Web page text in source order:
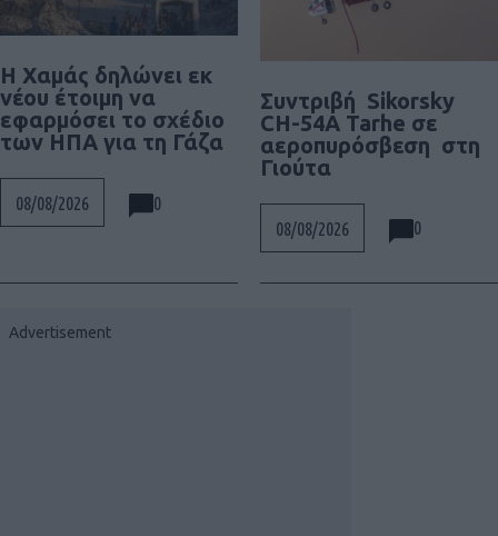
Η Χαμάς δηλώνει εκ
νέου έτοιμη να
εφαρμόσει το σχέδιο
των ΗΠΑ για τη Γάζα
08/08/2026 0
Συντριβή Sikorsky
CH-54A Tarhe σε
αεροπυρόσβεση στη
Γιούτα
08/08/2026 0